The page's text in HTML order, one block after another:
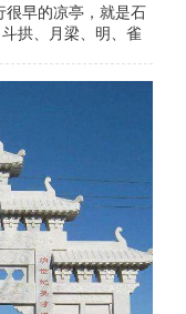
早的凉亭，就是石
拱、月梁、明、雀